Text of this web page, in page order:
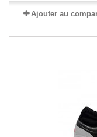
Ajouter au